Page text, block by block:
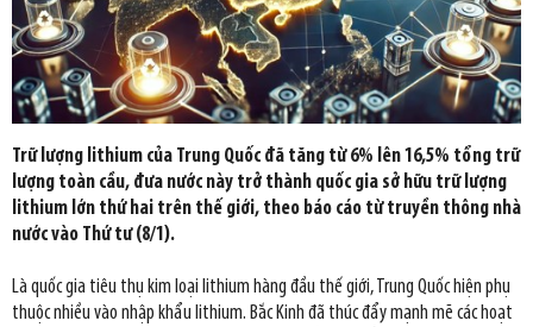
Trữ lượng lithium của Trung Quốc đã tăng từ 6% lên 16,5% tổng trữ
lượng toàn cầu, đưa nước này trở thành quốc gia sở hữu trữ lượng
lithium lớn thứ hai trên thế giới, theo báo cáo từ truyền thông nhà
nước vào Thứ tư (8/1).
Là quốc gia tiêu thụ kim loại lithium hàng đầu thế giới, Trung Quốc hiện phụ
thuộc nhiều vào nhập khẩu lithium. Bắc Kinh đã thúc đẩy mạnh mẽ các hoạt